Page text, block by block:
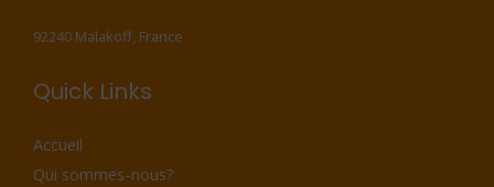
92240 Malakoff, France
Quick Links
Accueil
Qui sommes-nous?